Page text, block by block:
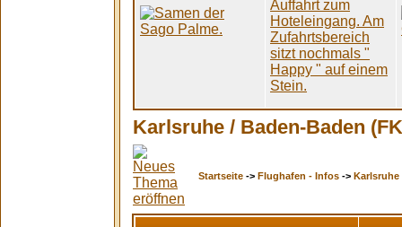
Karlsruhe / Baden-Baden
Startseite -> Flughafen - Infos -> Karlsruhe